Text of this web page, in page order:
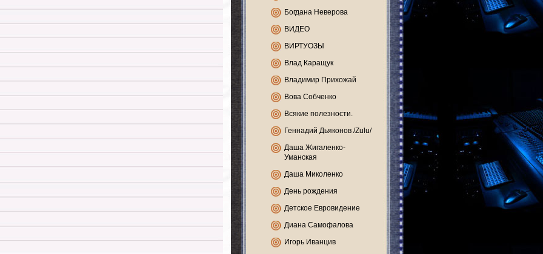
Богдана Неверова
ВИДЕО
ВИРТУОЗЫ
Влад Каращук
Владимир Прихожай
Вова Собченко
Всякие полезности.
Геннадий Дьяконов /Zulu/
Даша Жигаленко-
Уманская
Даша Миколенко
День рождения
Детское Евровидение
Диана Самофалова
Игорь Иванцив